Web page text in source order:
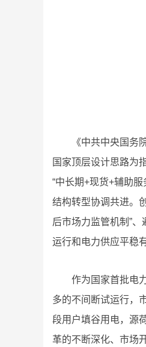
《中共中央国务
国家顶层设计思路为
“中长期+现货+辅助
结构转型协调共进。
后市场力监管机制”
运行和电力供应平稳
作为国家首批电
多的不间断试运行，
段用户填谷用电，源
革的不断深化、市场